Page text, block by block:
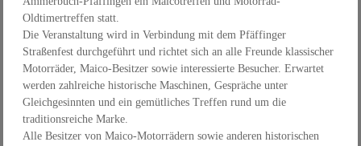
Oldtimertreffen statt.
Die Veranstaltung wird in Verbindung mit dem Pfäffinger
Straßenfest durchgeführt und richtet sich an alle Freunde klassischer
Motorräder, Maico-Besitzer sowie interessierte Besucher. Erwartet
werden zahlreiche historische Maschinen, Gespräche unter
Gleichgesinnten und ein gemütliches Treffen rund um die
traditionsreiche Marke.
Alle Besitzer von Maico-Motorrädern sowie anderen historischen